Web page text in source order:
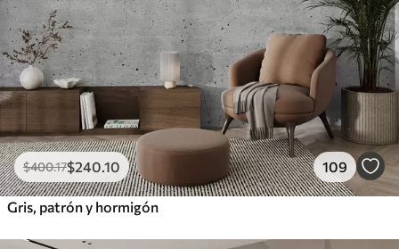
$400.17$240 .10 109
Gris, patrón y hormigón